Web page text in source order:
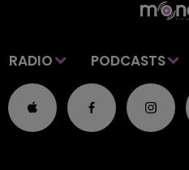
RADIO PODCASTS